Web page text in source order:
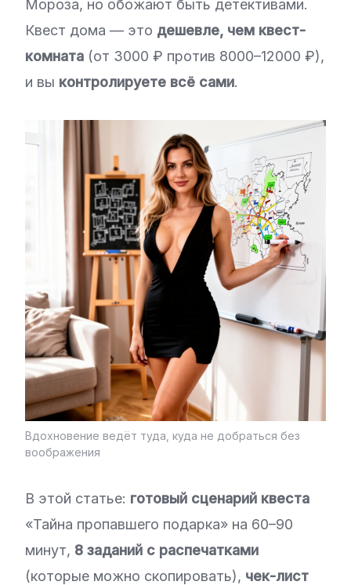
Мороза, но обожают быть детективами.
Квест дома — это дешевле, чем квест-
комната (от 3000 ₽ против 8000–12000 ₽),
и вы контролируете всё сами.
Вдохновение ведёт туда, куда не добраться без
воображения
В этой статье: готовый сценарий квеста
«Тайна пропавшего подарка» на 60–90
минут, 8 заданий с распечатками
(которые можно скопировать), чек-лист